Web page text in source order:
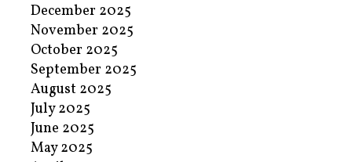
December 2025
November 2025
October 2025
September 2025
August 2025
July 2025
June 2025
May 2025